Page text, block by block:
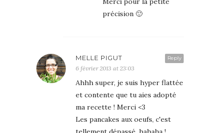
précision 🙂
Reply
MELLE PIGUT
6 février 2013 at 23:03
Ahhh super, je suis hyper flattée
et contente que tu aies adopté
ma recette ! Merci <3
Les pancakes aux oeufs, c'est